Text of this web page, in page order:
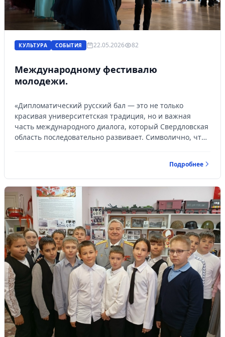
КУЛЬТУРА СОБЫТИЯ 22.05.2026 82
Международному фестивалю
молодежи.
«Дипломатический русский бал — это не только
красивая университетская традиция, но и важная
часть международного диалога, который Свердловская
область последовательно развивает. Символично, что
Подробнее